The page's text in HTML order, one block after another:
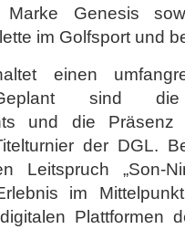
Genesis
im Golfsport und
einen
Geplant sind
und die
der DGL.
Leitspruch „Son-
im
Plattformen